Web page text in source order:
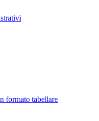
formato tabellare